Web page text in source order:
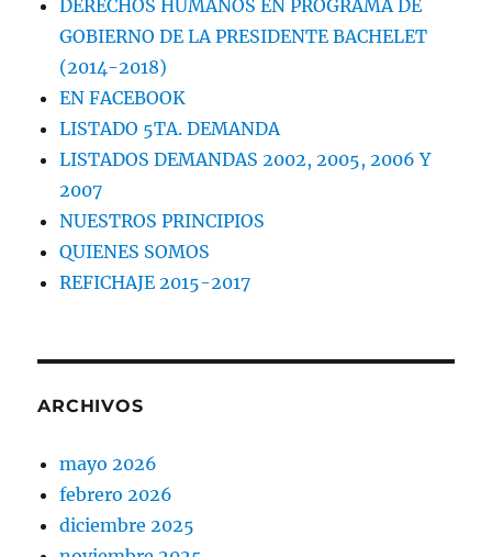
DERECHOS HUMANOS EN PROGRAMA DE
GOBIERNO DE LA PRESIDENTE BACHELET
(2014-2018)
EN FACEBOOK
LISTADO 5TA. DEMANDA
LISTADOS DEMANDAS 2002, 2005, 2006 Y
2007
NUESTROS PRINCIPIOS
QUIENES SOMOS
REFICHAJE 2015-2017
ARCHIVOS
mayo 2026
febrero 2026
diciembre 2025